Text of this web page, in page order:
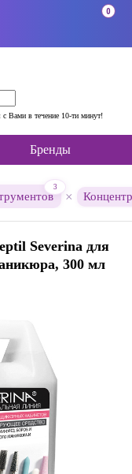
Вами в течение 10-ти минут!
0
Бренды
3
×
Severina для
300 мл